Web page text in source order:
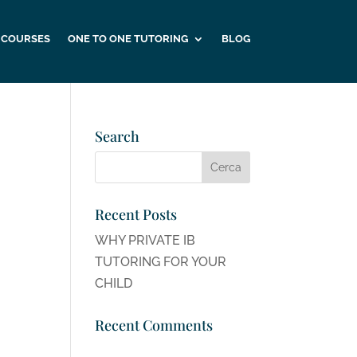
ONE TO ONE TUTORING BLOG
Search
Recent Posts
WHY PRIVATE IB
TUTORING FOR YOUR
CHILD
Recent Comments